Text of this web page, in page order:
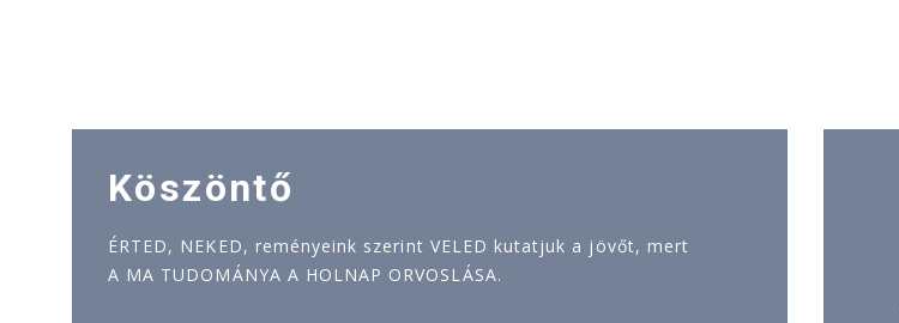
Köszöntő
ÉRTED, NEKED, reményeink szerint VELED kutatjuk a jövőt, mert
A MA TUDOMÁNYA A HOLNAP ORVOSLÁSA.